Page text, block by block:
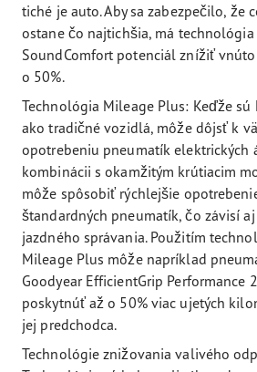
tiché je auto. Aby sa zabezpečilo, že
ostane čo najtichšia, má technológia
SoundComfort potenciál znížiť
o 50%.
Technológia Mileage Plus: Keďže sú
ako tradičné vozidlá, môže dôjsť k
opotrebeniu pneumatík elektrických
kombinácii s okamžitým krútiacim
môže spôsobiť rýchlejšie
štandardných pneumatík, čo závisí
jazdného správania. Použitím
Mileage Plus môže napríklad
Goodyear EfficientGrip Performance
poskytnúť až o 50% viac ujetých
jej predchodca.
Technológie znižovania valivého